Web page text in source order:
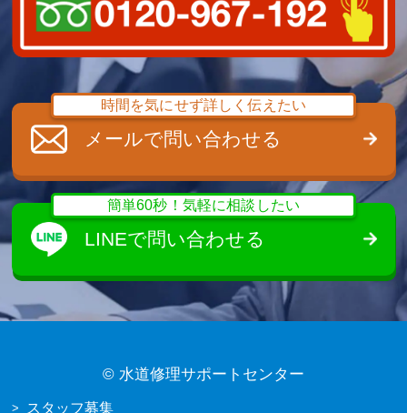
時間を気にせず詳しく伝えたい
メールで問い合わせる
簡単60秒！気軽に相談したい
LINEで問い合わせる
© 水道修理サポートセンター
スタッフ募集